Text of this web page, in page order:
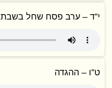
י”ד – ערב פסח שחל בשבת
ט”ו – ההגדה